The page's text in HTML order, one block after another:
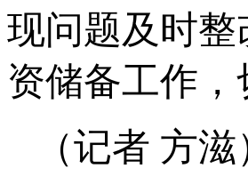
现问题及时
资储备工作
（记者 方滋